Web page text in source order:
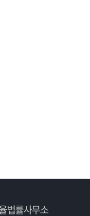
법률사무소